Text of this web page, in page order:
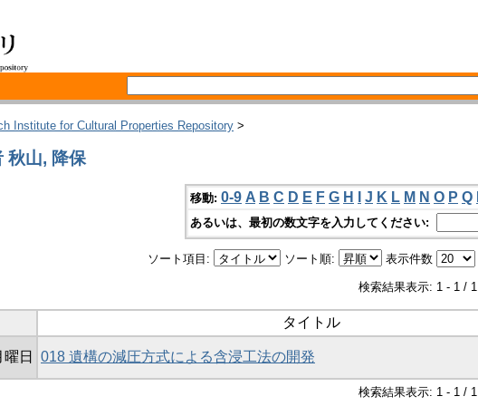
Institute for Cultural Properties Repository >
秋山, 降保
移動: 0-9 A B C D E F G H J K L M N O P Q
あるいは、最初の数文字を入力してください:
ソート項目: ソート順: 表示件数
検索結果表示: 1 - 1 / 1
タイトル
日 018 遺構の減圧方式による含浸工法の開発
検索結果表示: 1 - 1 / 1